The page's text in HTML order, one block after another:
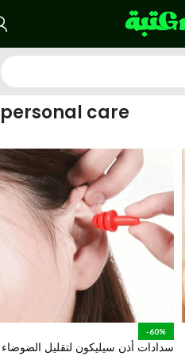
personal care
-60%
سدادات أذن سيليكون لتقليل الضوضاء